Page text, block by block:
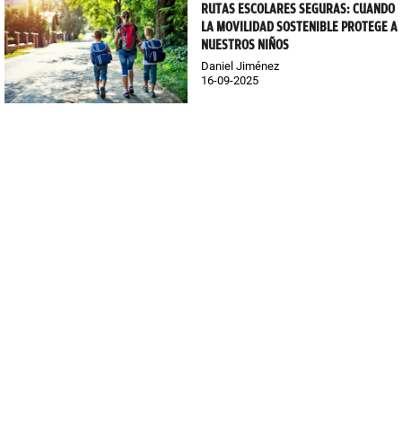
RUTAS ESCOLARES SEGURAS: CUANDO
LA MOVILIDAD SOSTENIBLE PROTEGE A
NUESTROS NIÑOS
Daniel Jiménez
16-09-2025